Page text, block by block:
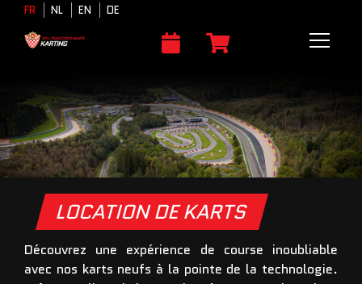
FR NL EN DE
LOCATION DE KARTS
Découvrez une expérience de course inoubliable
avec nos karts neufs à la pointe de la technologie.